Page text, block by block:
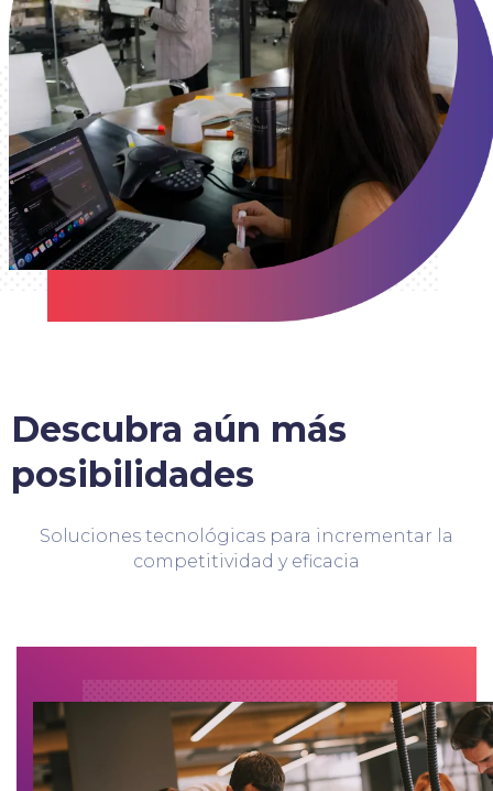
Descubra aún más
posibilidades
Soluciones tecnológicas para incrementar la
competitividad y eficacia